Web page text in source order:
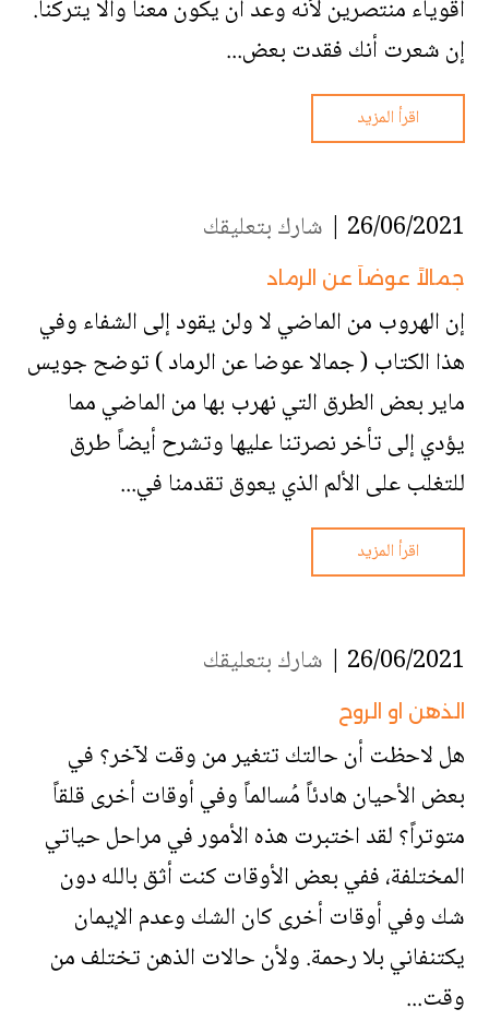
أقوياء منتصرين لأنه وعد أن يكون معنا وألا يتركنا.
إن شعرت أنك فقدت بعض...
اقرأ المزيد
26/06/2021 | شارك بتعليقك
جمالاً عوضاً عن الرماد
إن الهروب من الماضي لا ولن يقود إلى الشفاء وفي
هذا الكتاب ( جمالا عوضا عن الرماد ) توضح جويس
ماير بعض الطرق التي نهرب بها من الماضي مما
يؤدي إلى تأخر نصرتنا عليها وتشرح أيضاً طرق
للتغلب على الألم الذي يعوق تقدمنا في...
اقرأ المزيد
26/06/2021 | شارك بتعليقك
الذهن او الروح
هل لاحظت أن حالتك تتغير من وقت لآخر؟ في
بعض الأحيان هادئاً مُسالماً وفي أوقات أخرى قلقاً
متوتراً؟ لقد اختبرت هذه الأمور في مراحل حياتي
المختلفة، ففي بعض الأوقات كنت أثق بالله دون
شك وفي أوقات أخرى كان الشك وعدم الإيمان
يكتنفاني بلا رحمة. ولأن حالات الذهن تختلف من
وقت...